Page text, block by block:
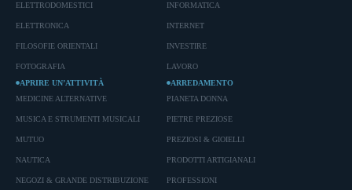
ELETTRODOMESTICI
ELETTRONICA
FILOSOFIE ORIENTALI
FOTOGRAFIA
INFORMATICA
INTERNET
INVESTIRE
LAVORO
APRIRE UN’ATTIVITÀ
MEDICINE ALTERNATIVE
MUSICA E STRUMENTI MUSICALI
MUTUO
NAUTICA
NEGOZI & GRANDE DISTRIBUZIONE
ARREDAMENTO
PIANETA DONNA
PIETRE PREZIOSE
PREZIOSI & GIOIELLI
PRODOTTI ARTIGIANALI
PROFESSIONI